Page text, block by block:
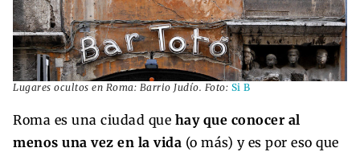
Lugares ocultos en Roma: Barrio Judío. Foto: Si B
Roma es una ciudad que hay que conocer al
menos una vez en la vida (o más) y es por eso que